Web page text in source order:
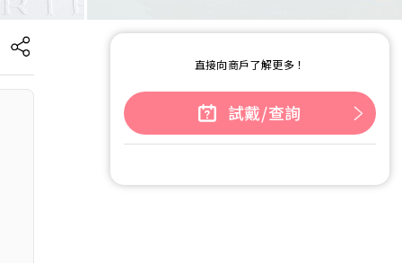
直接向商戶了解更多！
試戴/查詢